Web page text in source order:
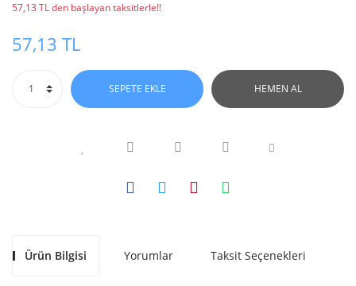
57,13 TL den başlayan taksitlerle!!
57,13 TL
SEPETE EKLE HEMEN AL
Ürün Bilgisi Yorumlar Taksit Seçenekleri